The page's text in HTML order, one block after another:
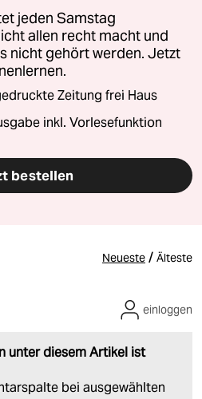
jeden Samstag
allen recht macht und
nicht gehört werden. Jetzt
Zeitung frei Haus
inkl. Vorlesefunktion
bestellen
Neueste / Älteste
unter diesem Artikel ist
bei ausgewählten
einloggen